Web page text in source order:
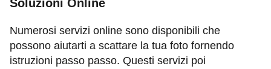
Soluzioni Online
Numerosi servizi online sono disponibili che
possono aiutarti a scattare la tua foto fornendo
istruzioni passo passo. Questi servizi poi